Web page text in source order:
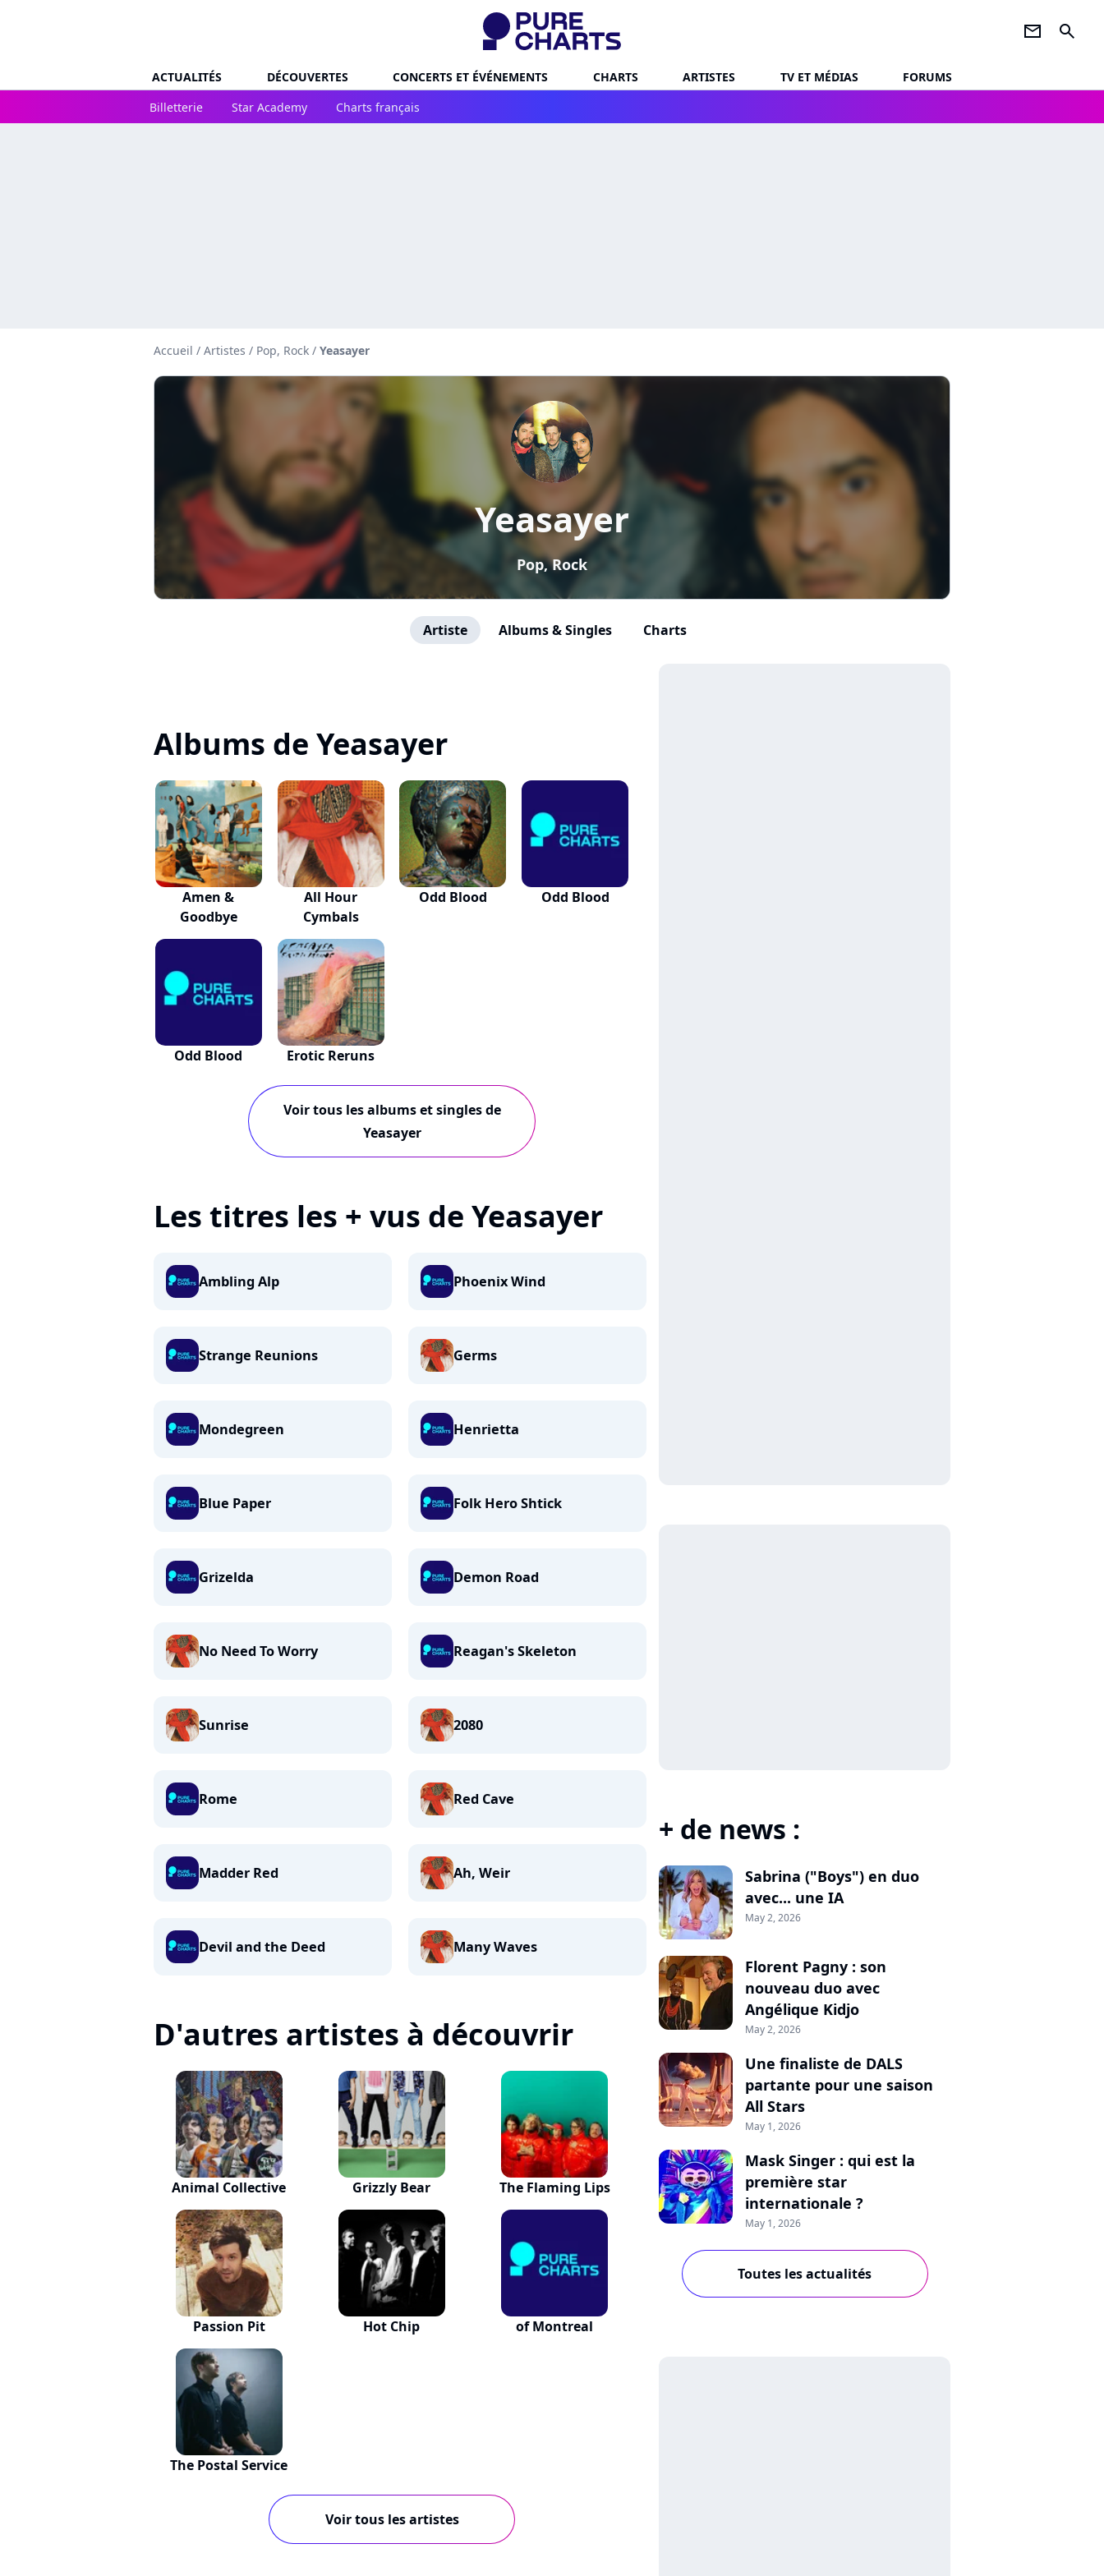
newsletter search
ACTUALITÉS DÉCOUVERTES CONCERTS ET ÉVÉNEMENTS CHARTS ARTISTES TV ET MÉDIAS
FORUMS
Billetterie
Star Academy Charts français
Accueil / Artistes / Pop, Rock / Yeasayer
Yeasayer
Pop, Rock
Artiste Albums & Singles Charts
Albums de Yeasayer
Amen &
Goodbye
All Hour
Cymbals
Odd Blood Odd Blood
Odd Blood Erotic Reruns
Voir tous les albums et singles de
Yeasayer
Les titres les + vus de Yeasayer
Ambling Alp Phoenix Wind
Strange Reunions Germs
Mondegreen Henrietta
Blue Paper Folk Hero Shtick
Grizelda Demon Road
No Need To Worry Reagan's Skeleton
Sunrise 2080
Rome Red Cave
Madder Red Ah, Weir
Devil and the Deed Many Waves
D'autres artistes à découvrir
Animal Collective Grizzly Bear The Flaming Lips
Passion Pit Hot Chip of Montreal
The Postal Service
Voir tous les artistes
+ de news :
Sabrina ("Boys") en duo
avec... une IA
May 2, 2026
Florent Pagny : son
nouveau duo avec
Angélique Kidjo
May 2, 2026
Une finaliste de DALS
partante pour une saison
All Stars
May 1, 2026
Mask Singer : qui est la
première star
internationale ?
May 1, 2026
Toutes les actualités